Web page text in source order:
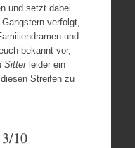
und setzt dabei
verfolgt,
und
bekannt vor,
Sitterleider ein
Streifen zu
10